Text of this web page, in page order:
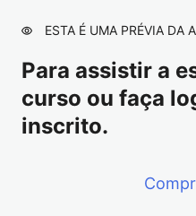
13 aulas
PRAZO PARA
4 aulas
LEGITIMAÇÃO
4 aulas
AUTORIDADE
ESTA É UMA PRÉVIA DA
Para assistir a
curso ou faça
inscrito.